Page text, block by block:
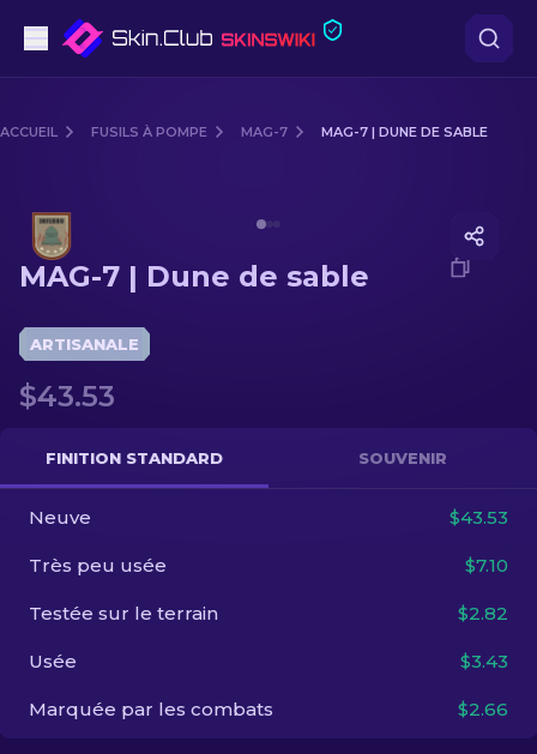
Fusils de Précision
Couteaux
Gants
Caisses
Autre
ACCUEIL FUSILS À POMPE MAG-7 MAG-7 | DUNE DE SABLE
MAG-7 | Dune de sable
ARTISANALE
$43.53
FINITION STANDARD SOUVENIR
Neuve $43.53
Très peu usée $7.10
Testée sur le terrain $2.82
Usée $3.43
Marquée par les combats $2.66